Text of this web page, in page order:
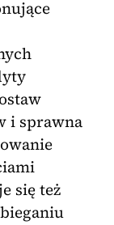
i sprawna
się też